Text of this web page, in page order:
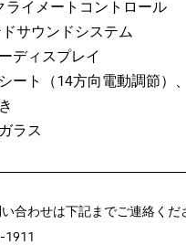
ライメートコントロール
ドサウンドシステム
ディスプレイ
ート（14方向電動調節）
ラス
合わせは下記までご連絡くだ
1911